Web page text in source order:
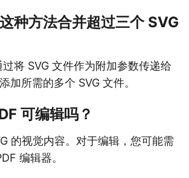
种方法合并超过三个 SVG
将 SVG 文件作为附加参数传递给
加所需的多个 SVG 文件。
可编辑吗？
的视觉内容。对于编辑，您可能需
编辑器。